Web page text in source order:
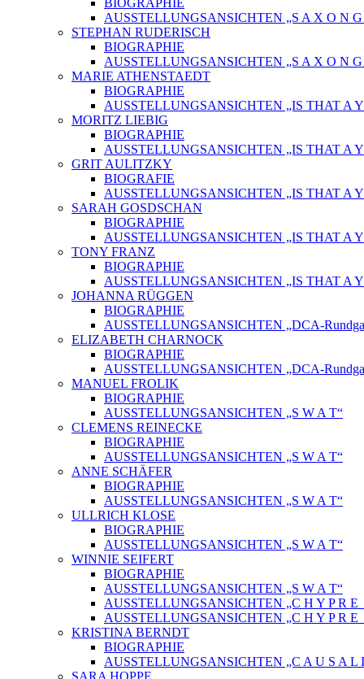
AUSSTELLUNGSANSICHTEN „S A X O N
STEPHAN RUDERISCH
BIOGRAPHIE
AUSSTELLUNGSANSICHTEN „S A X O N
MARIE ATHENSTAEDT
BIOGRAPHIE
AUSSTELLUNGSANSICHTEN „IS THAT A
MORITZ LIEBIG
BIOGRAPHIE
AUSSTELLUNGSANSICHTEN „IS THAT A
GRIT AULITZKY
BIOGRAFIE
AUSSTELLUNGSANSICHTEN „IS THAT A
SARAH GOSDSCHAN
BIOGRAPHIE
AUSSTELLUNGSANSICHTEN „IS THAT A
TONY FRANZ
BIOGRAPHIE
AUSSTELLUNGSANSICHTEN „IS THAT A
JOHANNA RÜGGEN
BIOGRAPHIE
AUSSTELLUNGSANSICHTEN „DCA-
ELIZABETH CHARNOCK
BIOGRAPHIE
AUSSTELLUNGSANSICHTEN „DCA-
MANUEL FROLIK
BIOGRAPHIE
AUSSTELLUNGSANSICHTEN „S W A T“
CLEMENS REINECKE
BIOGRAPHIE
AUSSTELLUNGSANSICHTEN „S W A T“
ANNE SCHÄFER
BIOGRAPHIE
AUSSTELLUNGSANSICHTEN „S W A T“
ULLRICH KLOSE
BIOGRAPHIE
AUSSTELLUNGSANSICHTEN „S W A T“
WINNIE SEIFERT
BIOGRAPHIE
AUSSTELLUNGSANSICHTEN „S W A T“
AUSSTELLUNGSANSICHTEN „C H Y P R
AUSSTELLUNGSANSICHTEN „C H Y P R
KRISTINA BERNDT
BIOGRAPHIE
AUSSTELLUNGSANSICHTEN „C A U S A L
SARA HOPPE